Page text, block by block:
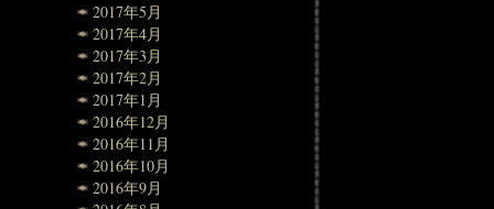
2017年5月
2017年4月
2017年3月
2017年2月
2017年1月
2016年12月
2016年11月
2016年10月
2016年9月